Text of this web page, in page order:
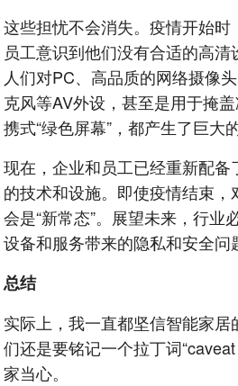
这些担忧不会消失。疫情开始
员工意识到他们没有合适的高清
人们对PC、高品质的网络摄像
克风等AV外设，甚至是用于掩
携式“绿色屏幕”，都产生了巨大
现在，企业和员工已经重新配
的技术和设施。即使疫情结束
会是“新常态”。展望未来，行业
设备和服务带来的隐私和安全问
总结
实际上，我一直都坚信智能家
们还是要铭记一个拉丁词
家当心。